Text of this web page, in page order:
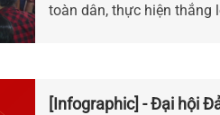
toàn dân, thực hiện thắng
[Infographic] - Đại hội